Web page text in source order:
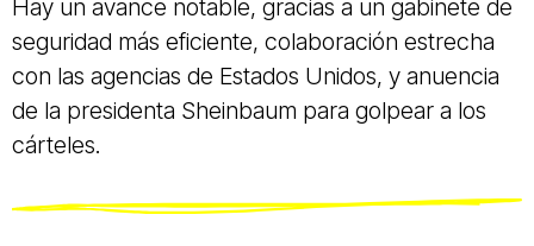
Hay un avance notable, gracias a un gabinete de
seguridad más eficiente, colaboración estrecha
con las agencias de Estados Unidos, y anuencia
de la presidenta Sheinbaum para golpear a los
cárteles.